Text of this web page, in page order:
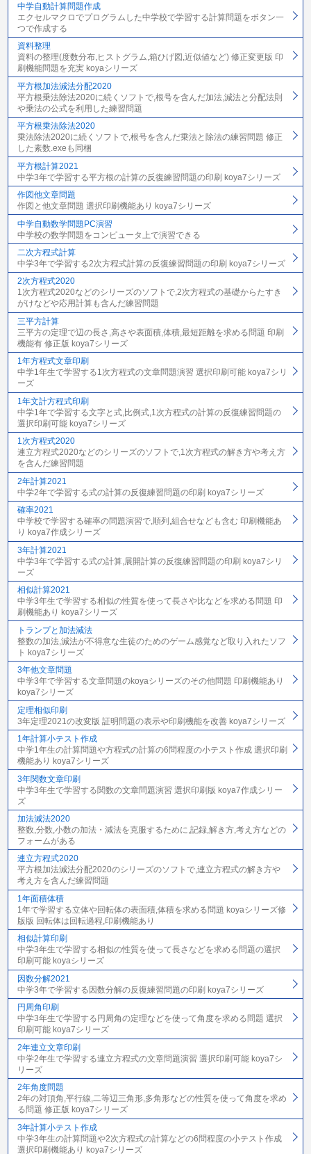
中学自動計算問題作成
エクセルマクロでプログラムした中学校で学習する計算問題をボタン一
つで作成する
資料整理
資料の整理(度数分布,ヒストグラム,箱ひげ図,近似値など) 修正変更版 印
刷機能問題を充実 koyaシリーズ
平方根加法減法分配2020
平方根乗法除法2020に続くソフトで,根号を含んだ加法,減法と分配法則
や乗法の公式を利用した練習問題
平方根乗法除法2020
乗法除法2020に続くソフトで,根号を含んだ乗法と除法の練習問題 修正
した素数.exeも同梱
平方根計算2021
中学3年で学習する平方根の計算の反復練習問題の印刷 koya7シリーズ
作図他文章問題
作図と他文章問題 選択印刷機能あり koya7シリーズ
中学自動数学問題PC演習
中学校の数学問題をコンピュータ上で演習できる
二次方程式計算
中学3年で学習する2次方程式計算の反復練習問題の印刷 koya7シリーズ
2次方程式2020
1次方程式2020などのシリーズのソフトで,2次方程式の基礎からたすき
がけなどや応用計算も含んだ練習問題
三平方計算
三平方の定理で辺の長さ,高さや表面積,体積,最短距離を求める問題 印刷
機能有 修正版 koya7シリーズ
1年方程式文章印刷
中学1年生で学習する1次方程式の文章問題演習 選択印刷可能 koya7シリ
ーズ
1年文計方程式印刷
中学1年で学習する文字と式,比例式,1次方程式の計算の反復練習問題の
選択印刷可能 koya7シリーズ
1次方程式2020
連立方程式2020などのシリーズのソフトで,1次方程式の解き方や考え方
を含んだ練習問題
2年計算2021
中学2年で学習する式の計算の反復練習問題の印刷 koya7シリーズ
確率2021
中学校で学習する確率の問題演習で,順列,組合せなども含む 印刷機能あ
り koya7作成シリーズ
3年計算2021
中学3年で学習する式の計算,展開計算の反復練習問題の印刷 koya7シリ
ーズ
相似計算2021
中学3年生で学習する相似の性質を使って長さや比などを求める問題 印
刷機能あり koya7シリーズ
トランプと加法減法
整数の加法,減法が不得意な生徒のためのゲーム感覚など取り入れたソフ
ト koya7シリーズ
3年他文章問題
中学3年で学習する文章問題のkoyaシリーズのその他問題 印刷機能あり
koya7シリーズ
定理相似印刷
3年定理2021の改変版 証明問題の表示や印刷機能を改善 koya7シリーズ
1年計算小テスト作成
中学1年生の計算問題や方程式の計算の6問程度の小テスト作成 選択印刷
機能あり koya7シリーズ
3年関数文章印刷
中学3年生で学習する関数の文章問題演習 選択印刷版 koya7作成シリー
ズ
加法減法2020
整数,分数,小数の加法・減法を克服するために,記録,解き方,考え方などの
フォームがある
連立方程式2020
平方根加法減法分配2020のシリーズのソフトで,連立方程式の解き方や
考え方を含んだ練習問題
1年面積体積
1年で学習する立体や回転体の表面積,体積を求める問題 koyaシリーズ修
版版 回転体は回転過程,印刷機能あり
相似計算印刷
中学3年生で学習する相似の性質を使って長さなどを求める問題の選択
印刷可能 koyaシリーズ
因数分解2021
中学3年で学習する因数分解の反復練習問題の印刷 koya7シリーズ
円周角印刷
中学3年生で学習する円周角の定理などを使って角度を求める問題 選択
印刷可能 koya7シリーズ
2年連立文章印刷
中学2年生で学習する連立方程式の文章問題演習 選択印刷可能 koya7シ
リーズ
2年角度問題
2年の対頂角,平行線,二等辺三角形,多角形などの性質を使って角度を求め
る問題 修正版 koya7シリーズ
3年計算小テスト作成
中学3年生の計算問題や2次方程式の計算などの6問程度の小テスト作成
選択印刷機能あり koya7シリーズ